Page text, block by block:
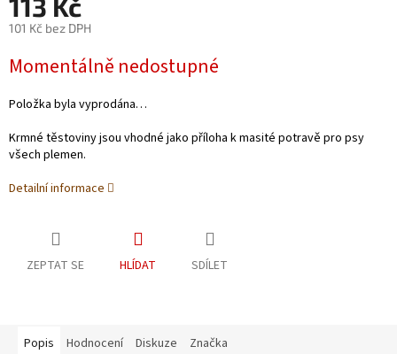
113 Kč
101 Kč bez DPH
cena:
Momentálně nedostupné
Položka byla vyprodána…
Krmné těstoviny jsou vhodné jako příloha k masité potravě pro psy
všech plemen.
Detailní informace
ZEPTAT SE HLÍDAT SDÍLET
Popis Hodnocení Diskuze Značka